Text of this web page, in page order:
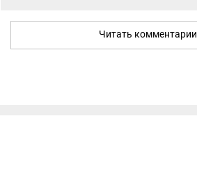
Читать комментарии